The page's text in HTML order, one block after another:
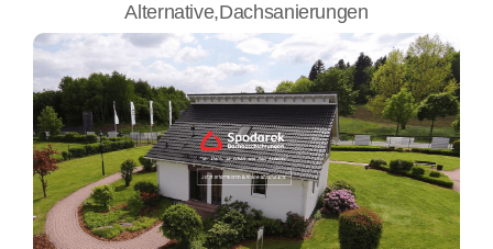
Alternative,Dachsanierungen